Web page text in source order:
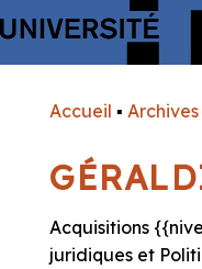
Accueil ▪
Acquisitions
juridiques et